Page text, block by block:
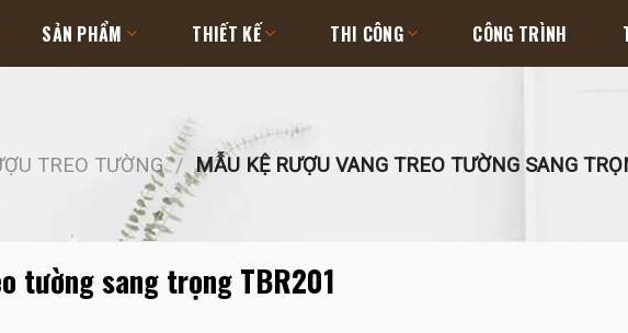
SẢN PHẨM THIẾT KẾ THI CÔNG CÔNG TRÌNH
TREO TƯỜNG / MẪU KỆ RƯỢU VANG TREO TƯỜNG SANG
tường sang trọng TBR201